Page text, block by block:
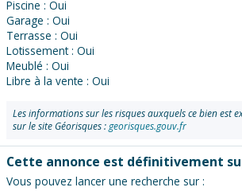
Piscine : Oui
Garage : Oui
Terrasse : Oui
Lotissement : Oui
Meublé : Oui
Libre à la vente : Oui
Les informations sur les risques auxquels ce bien est
sur le site Géorisques :georisques.gouv.fr
Cette annonce est définitivement
Vous pouvez lancer une recherche sur :